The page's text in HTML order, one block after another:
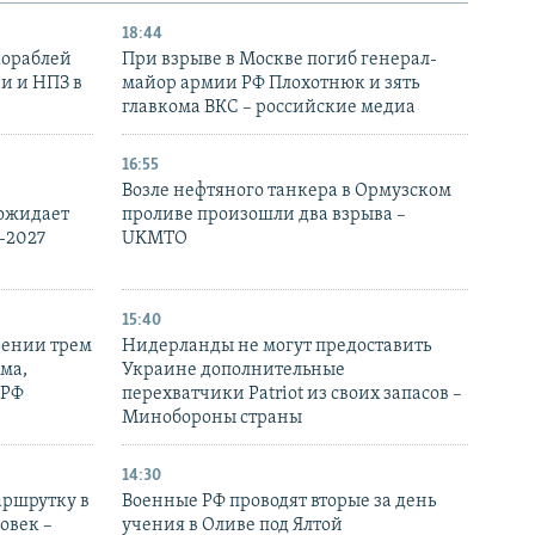
и НПЗ в
18:44
При взрыве в Москве погиб генерал-
майор армии РФ Плохотнюк и зять
главкома ВКС – российские медиа
2027
16:55
Возле нефтяного танкера в Ормузском
проливе произошли два взрыва –
UKMTO
трем
РФ
15:40
Нидерланды не могут предоставить
Украине дополнительные
перехватчики Patriot из своих запасов –
Минобороны страны
в
–
14:30
Военные РФ проводят вторые за день
учения в Оливе под Ялтой